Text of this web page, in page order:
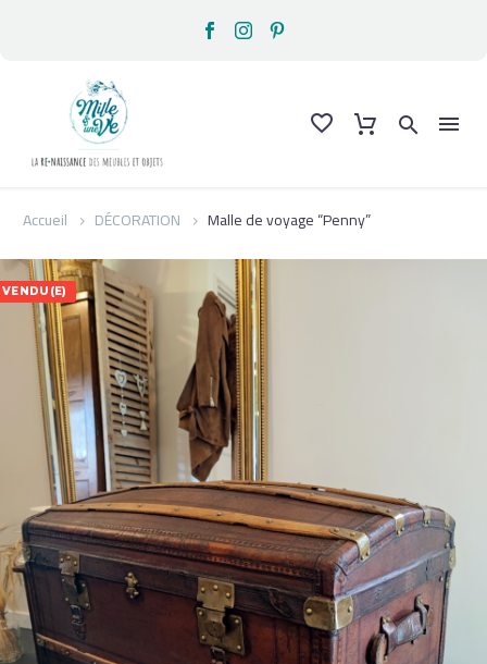
Accueil DÉCORATION Malle de voyage “Penny”
VENDU(E)